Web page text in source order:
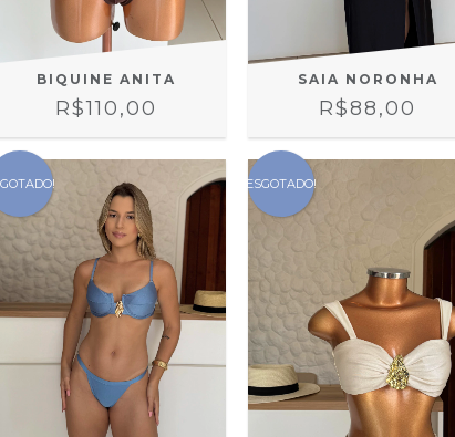
BIQUINE ANITA
R$110,00
SAIA NORONHA
R$88,00
ESGOTADO!